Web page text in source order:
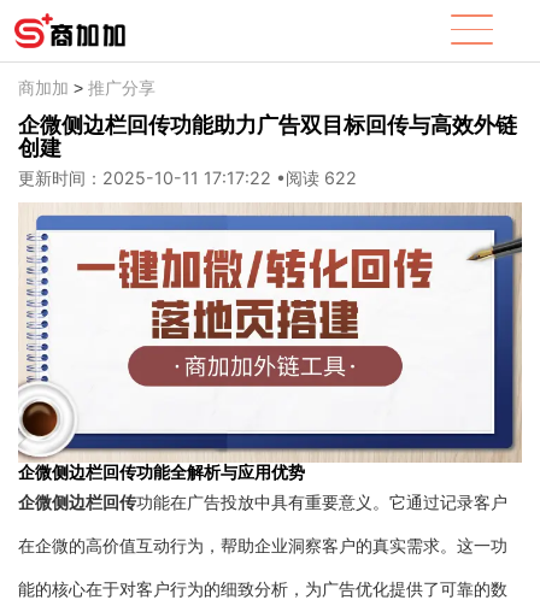
商加加 > 推广分享
企微侧边栏回传功能助力广告双目标回传与高效外链
创建
更新时间：2025-10-11 17:17:22 •阅读 622
企微侧边栏回传功能全解析与应用优势
企微侧边栏回传功能在广告投放中具有重要意义。它通过记录客户
在企微的高价值互动行为，帮助企业洞察客户的真实需求。这一功
能的核心在于对客户行为的细致分析，为广告优化提供了可靠的数